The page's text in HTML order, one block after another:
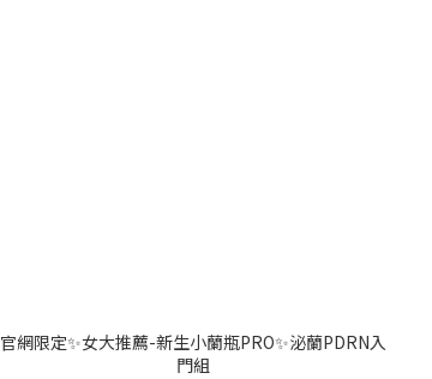
官網限定✨女大推薦-新生小蘭瓶PRO✨泌蘭PDRN入
門組